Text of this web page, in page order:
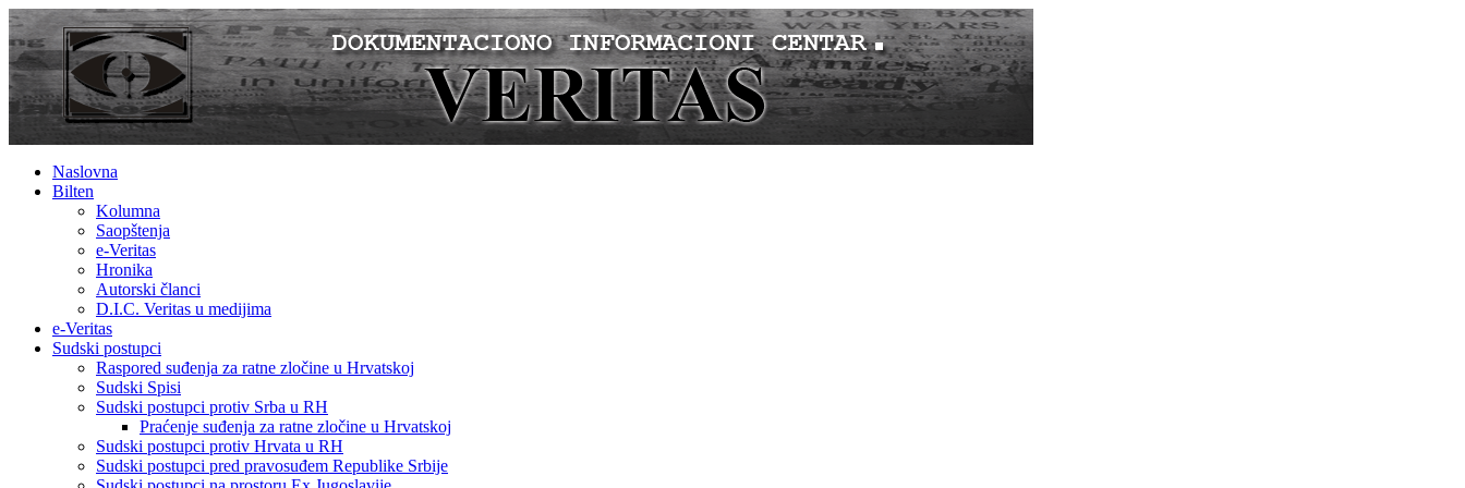
Naslovna
Bilten
Kolumna
Saopštenja
e-Veritas
Hronika
Autorski članci
D.I.C. Veritas u medijima
e-Veritas
Sudski postupci
Raspored suđenja za ratne zločine u Hrvatskoj
Sudski Spisi
Sudski postupci protiv Srba u RH
Praćenje suđenja za ratne zločine u Hrvatskoj
Sudski postupci protiv Hrvata u RH
Sudski postupci pred pravosuđem Republike Srbije